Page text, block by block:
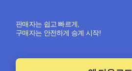
판매자는 쉽고 빠르게,
구매자는 안전하게 승계 시작!